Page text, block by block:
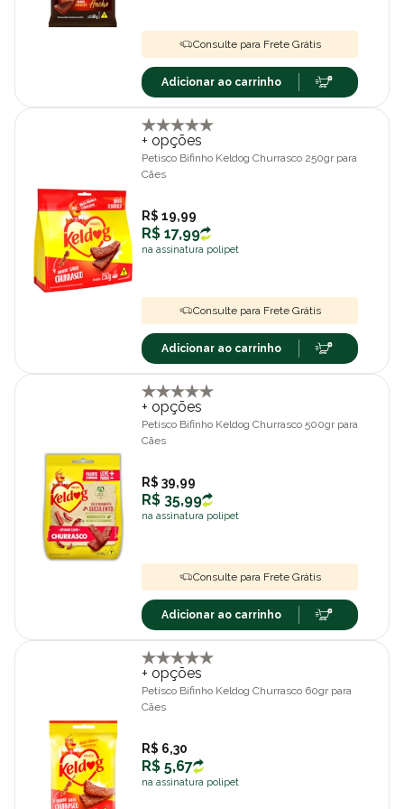
Consulte para Frete Grátis
Adicionar ao carrinho
+ opções
Petisco Bifinho Keldog Churrasco 250gr para
Cães
R$ 19,99
R$ 17,99
na assinatura polipet
Consulte para Frete Grátis
Adicionar ao carrinho
+ opções
Petisco Bifinho Keldog Churrasco 500gr para
Cães
R$ 39,99
R$ 35,99
na assinatura polipet
Consulte para Frete Grátis
Adicionar ao carrinho
+ opções
Petisco Bifinho Keldog Churrasco 60gr para
Cães
R$ 6,30
R$ 5,67
na assinatura polipet